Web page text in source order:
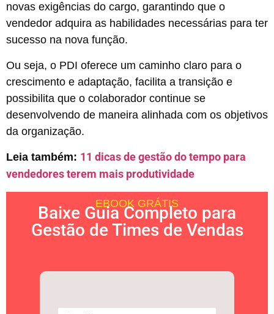
novas exigências do cargo, garantindo que o
vendedor adquira as habilidades necessárias para ter
sucesso na nova função.
Ou seja, o PDI oferece um caminho claro para o
crescimento e adaptação, facilita a transição e
possibilita que o colaborador continue se
desenvolvendo de maneira alinhada com os objetivos
da organização.
Leia também: 11 dicas de gestão do tempo para
vendedores terem mais produtividade
EBOOK GRÁTIS
Baixe Guia Completo para
Gestão de Times de Vendas